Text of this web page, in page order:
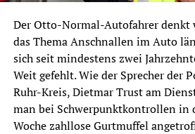
Der Otto-Normal-Autofahrer denkt
das Thema Anschnallen im Auto
sich seit mindestens zwei
Weit gefehlt. Wie der Sprecher der
Ruhr-Kreis, Dietmar Trust am
man bei Schwerpunktkontrollen in
Woche zahllose Gurtmuffel